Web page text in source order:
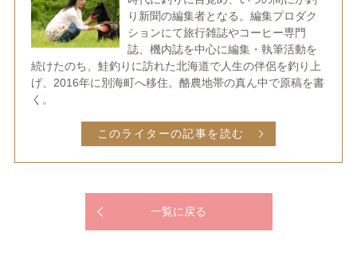
り新聞の編集者となる。編集プロダク
ションにて旅行雑誌やコーヒー専門
誌、機内誌を中心に編集・執筆活動を
続けたのち、鮭釣りに訪れた北海道で人生の伴侶を釣り上
げ、2016年に別海町へ移住。酪農地帯の真ん中で原稿を書
く。
このライターの記事を読む
一覧に戻る